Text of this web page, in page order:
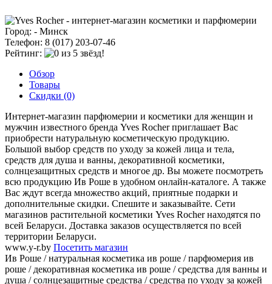
Город: - Минск
Телефон: 8 (017) 203-07-46
Рейтинг:
Обзор
Товары
Скидки (0)
Интернет-магазин парфюмерии и косметики для женщин и
мужчин известного бренда Yves Rocher приглашает Вас
приобрести натуральную косметическую продукцию.
Большой выбор средств по уходу за кожей лица и тела,
средств для душа и ванны, декоративной косметики,
солнцезащитных средств и многое др. Вы можете посмотреть
всю продукцию Ив Роше в удобном онлайн-каталоге. А также
Вас ждут всегда множество акций, приятные подарки и
дополнительные скидки. Спешите и заказывайте. Сети
магазинов растительной косметики Yves Rocher находятся по
всей Беларуси. Доставка заказов осуществляется по всей
территории Беларуси.
www.y-r.by Посетить магазин
Ив Роше / натуральная косметика ив роше / парфюмерия ив
роше / декоративная косметика ив роше / средства для ванны и
душа / солнцезащитные средства / средства по уходу за кожей